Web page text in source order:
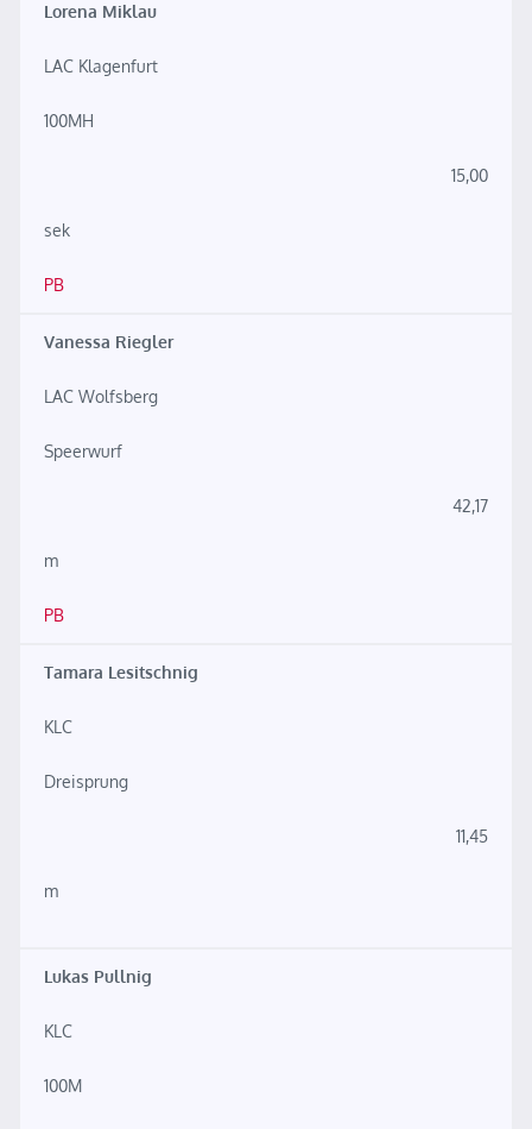
Lorena Miklau
LAC Klagenfurt
100MH
15,00
sek
PB
Vanessa Riegler
LAC Wolfsberg
Speerwurf
42,17
m
PB
Tamara Lesitschnig
KLC
Dreisprung
11,45
m
Lukas Pullnig
KLC
100M